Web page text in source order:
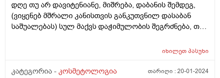
დღე თუ არ დავიტენიანე, მიშრება, დაბანის შემდეგ,
(ვიყენებ მშრალი კანისთვის განკუთვნილ დასაბან
საშუალებას) სულ მაქვს დაჭიმულობის შეგრძნება, თუ
კანი და ამ დაჭიმულობას ვგრძნობ ყველგან, შუბლზეც
როგორც ვიცი ეს ცხიმიანი კანისთვისაა
იხილეთპასუხი
კატეგორია - კოსმეტოლოგია თარიღი :20-01-2024